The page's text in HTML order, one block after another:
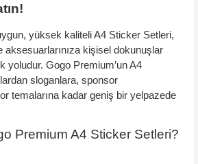
yüksek kaliteliA4 Sticker Setleri,
aksesuarlarınıza kişisel dokunuşlar
yoludur. Gogo Premium’un A4
sloganlara, sponsor
temalarına kadar geniş bir yelpazede
Premium A4 Sticker Setleri?